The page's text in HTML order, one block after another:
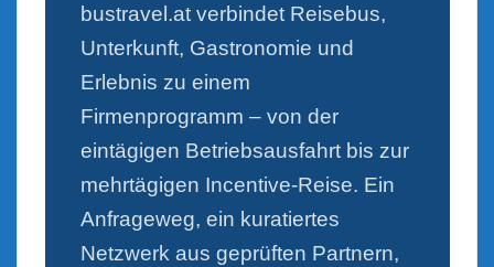
bustravel.at verbindet Reisebus,
Unterkunft, Gastronomie und
Erlebnis zu einem
Firmenprogramm – von der
eintägigen Betriebsausfahrt bis zur
mehrtägigen Incentive-Reise. Ein
Anfrageweg, ein kuratiertes
Netzwerk aus geprüften Partnern,